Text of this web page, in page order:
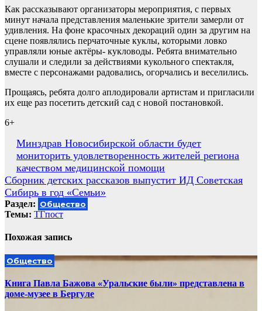
Как рассказывают организаторы мероприятия, с первых
минут начала представления маленькие зрители замерли от
удивления. На фоне красочных декораций один за другим на
сцене появлялись перчаточные куклы, которыми ловко
управляли юные актёры- кукловоды. Ребята внимательно
слушали и следили за действиями кукольного спектакля,
вместе с персонажами радовались, огорчались и веселились.
Прощаясь, ребята долго аплодировали артистам и пригласили
их еще раз посетить детский сад с новой постановкой.
6+
Навигация
по
записям
Минздрав Новосибирской области будет
мониторить удовлетворенность жителей региона
качеством медицинской помощи
Сборник детских рассказов выпустит ИД Советская
Сибирь в год «Семьи»
Раздел: Общество
Темы: ТГпост
Похожая запись
Общество
Книга Павла Бажова «Уральские были» представлена в
доме-музее в Бергуле